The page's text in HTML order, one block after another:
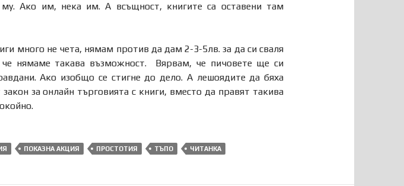
Ако им, нека им. А всъщност, книгите са оставени там
много не чета, нямам против да дам 2-3-5лв. за да си сваля
че нямаме такава възможност. Вярвам, че пичовете ще си
Ако изобщо се стигне до дело. А лешоядите да бяха
за онлайн търговията с книги, вместо да правят такива
ПОКАЗНА АКЦИЯ ПРОСТОТИЯ ТЪПО ЧИТАНКА